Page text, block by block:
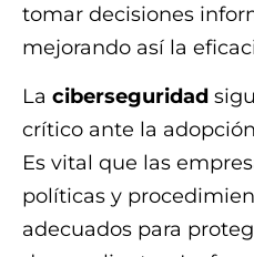
tomar decisiones
mejorando así la
La ciberseguridad
crítico ante la
Es vital que las
políticas y
adecuados para